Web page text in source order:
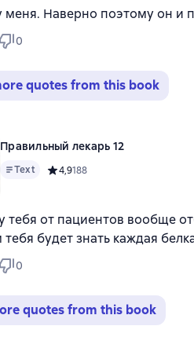
меня. Наверно поэтому он и
0
quotes from this book
Правильный лекарь 12
Text Средний рейтинг 4,9 на основе
4,9188
тебя от пациентов вообще
тебя будет знать каждая
0
quotes from this book